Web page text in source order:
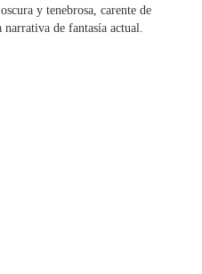
y tenebrosa, carente de
narrativa de fantasía actual.